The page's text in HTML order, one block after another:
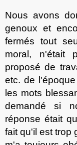
Nous avons
genoux et
fermés tout
moral, n'était
proposé de
etc. de
les mots
demandé si
réponse était
fait qu'il est trop